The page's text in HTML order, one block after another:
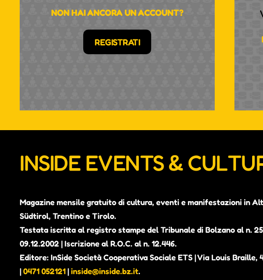
NON HAI ANCORA UN ACCOUNT?
REGISTRATI
INSIDE EVENTS &
Magazine mensile gratuito di cultura, eventi e manifestazioni in
Südtirol, Trentino e Tirolo.
Testata iscritta al registro stampe del Tribunale di Bolzano al n.
09.12.2002 | Iscrizione al R.O.C. al n. 12.446.
Editore: InSide Società Cooperativa Sociale ETS | Via Louis Braille,
| 0471 052121 | inside@inside.bz.it.